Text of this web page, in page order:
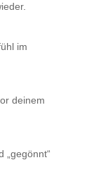
im
deinem
„gegönnt“